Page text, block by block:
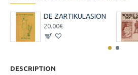
DE ZARTIKULASION
20.00€
DESCRIPTION